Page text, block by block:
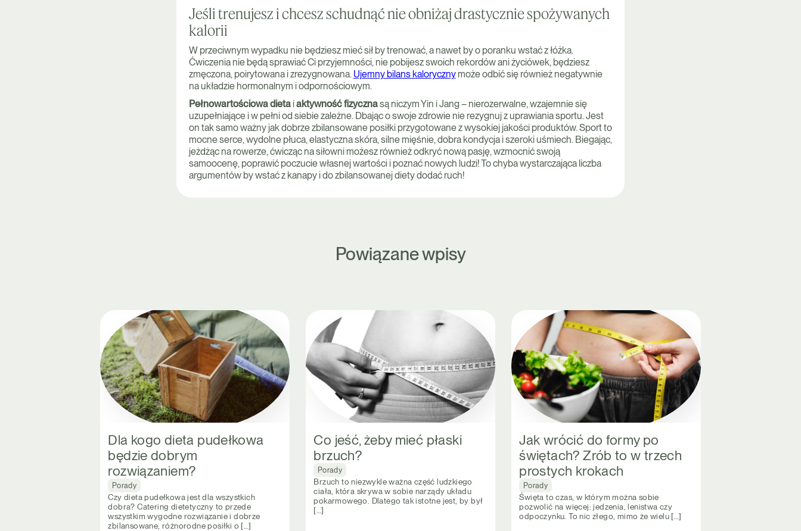
Jeśli trenujesz i chcesz schudnąć nie obniżaj drastycznie spożywanych
kalorii
W przeciwnym wypadku nie będziesz mieć sił by trenować, a nawet by o poranku wstać z łóżka.
Ćwiczenia nie będą sprawiać Ci przyjemności, nie pobijesz swoich rekordów ani życiówek, będziesz
zmęczona, poirytowana i zrezygnowana. Ujemny bilans kalorycznymoże odbić się również negatywnie
na układzie hormonalnym i odpornościowym.
Pełnowartościowa dietaiaktywność fizycznasą niczym Yin i Jang – nierozerwalne, wzajemnie się
uzupełniające i w pełni od siebie zależne. Dbając o swoje zdrowie nie rezygnuj z uprawiania sportu. Jest
on tak samo ważny jak dobrze zbilansowane posiłki przygotowane z wysokiej jakości produktów. Sport to
mocne serce, wydolne płuca, elastyczna skóra, silne mięśnie, dobra kondycja i szeroki uśmiech. Biegając,
jeżdżąc na rowerze, ćwicząc na siłowni możesz również odkryć nową pasję, wzmocnić swoją
samoocenę, poprawić poczucie własnej wartości i poznać nowych ludzi! To chyba wystarczająca liczba
argumentów by wstać z kanapy i do zbilansowanej diety dodać ruch!
Powiązane wpisy
Dla kogo dieta pudełkowa
będzie dobrym
rozwiązaniem?
Porady
Czy dieta pudełkowa jest dla wszystkich
dobra? Catering dietetyczny to przede
wszystkim wygodne rozwiązanie i dobrze
zbilansowane, różnorodne posiłki o […]
Co jeść, żeby mieć płaski
brzuch?
Porady
Brzuch to niezwykle ważna część ludzkiego
ciała, która skrywa w sobie narządy układu
pokarmowego. Dlatego tak istotne jest, by był
[…]
Jak wrócić do formy po
świętach? Zrób to w trzech
prostych krokach
Porady
Święta to czas, w którym można sobie
pozwolić na więcej: jedzenia, lenistwa czy
odpoczynku. To nic złego, mimo że wielu […]